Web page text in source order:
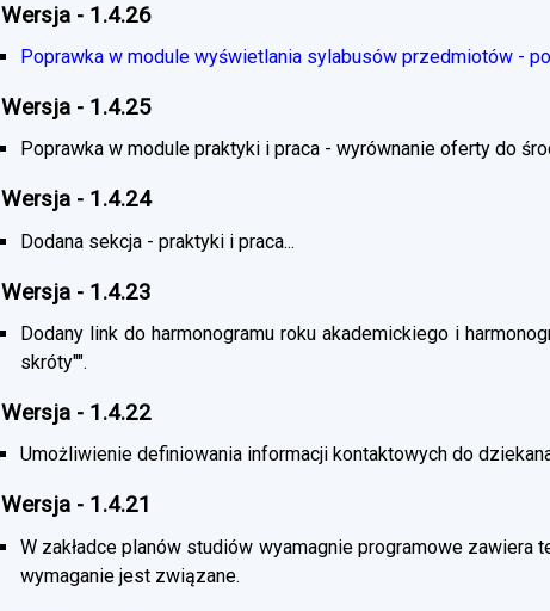
Wersja - 1.4.26
Poprawka w module wyświetlania sylabusów przedmiotów -
Wersja - 1.4.25
Poprawka w module praktyki i praca - wyrównanie oferty do
Wersja - 1.4.24
Dodana sekcja - praktyki i praca...
Wersja - 1.4.23
Dodany link do harmonogramu roku akademickiego i
skróty"".
Wersja - 1.4.22
Umożliwienie definiowania informacji kontaktowych do
Wersja - 1.4.21
W zakładce planów studiów wyamagnie programowe
wymaganie jest związane.